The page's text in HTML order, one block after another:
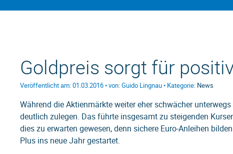
Goldpreis sorgt für
Veröffentlicht am: 01.03.2016 • von: Guido Lingnau • Kategorie: News
Während die Aktienmärkte weiter eher schwächer
deutlich zulegen. Das führte insgesamt zu steigenden
dies zu erwarten gewesen, denn sichere Euro-Anleihen
Plus ins neue Jahr gestartet.